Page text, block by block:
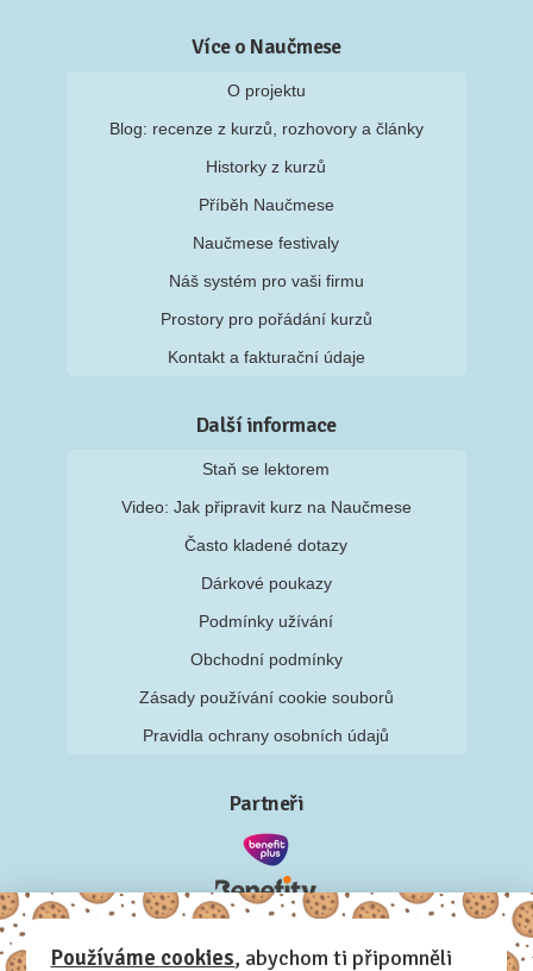
Více o Naučmese
O projektu
Blog: recenze z kurzů, rozhovory a články
Historky z kurzů
Příběh Naučmese
Naučmese festivaly
Náš systém pro vaši firmu
Prostory pro pořádání kurzů
Kontakt a fakturační údaje
Další informace
Staň se lektorem
Video: Jak připravit kurz na Naučmese
Často kladené dotazy
Dárkové poukazy
Podmínky užívání
Obchodní podmínky
Zásady používání cookie souborů
Pravidla ochrany osobních údajů
Partneři
Používáme cookies, abychom ti připomněli